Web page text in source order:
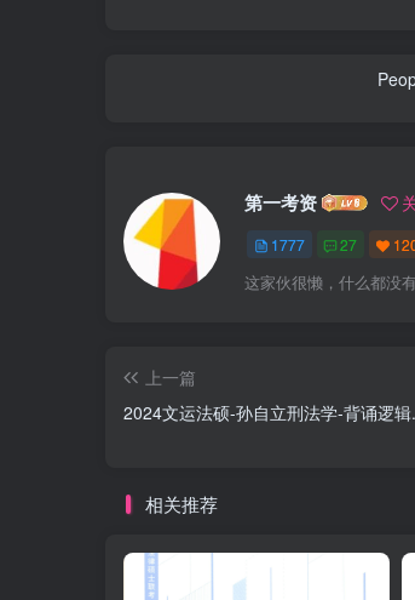
第一考资
1777 27
这家伙很懒，什么都没
上一篇
2024文运法硕-孙自立刑法学-背诵逻
相关推荐